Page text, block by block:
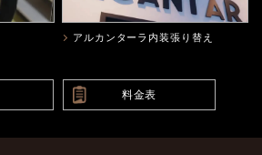
アルカンターラ内装張り替え
料金表